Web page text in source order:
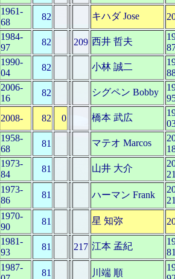
1961-
68
82 キハダ Jose
1984-
97
82 209 西井 哲夫
1990-
04
82 小林 誠二
2006-
16
82 シグペン Bobby
2008- 82 0 橋本 武広
1958-
68
81 マテオ Marcos
1973-
84
81 山井 大介
1973-
86
81 ハーマン Frank
1970-
90
81 星 知弥
1981-
93
81 217 江本 孟紀
1987-
81 川端 順